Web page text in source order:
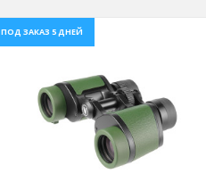
ПОД ЗАКАЗ 5 ДНЕЙ
Previous